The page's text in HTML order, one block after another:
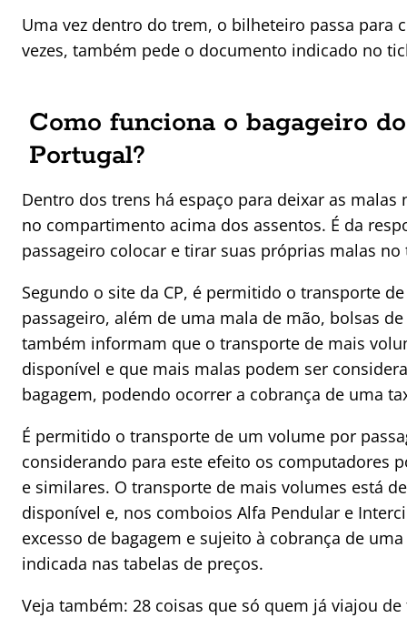
Uma vez dentro do trem, o bilheteiro passa para
vezes, também pede o documento indicado no
Como funciona o bagageiro
Portugal?
Dentro dos trens há espaço para deixar as malas
no compartimento acima dos assentos. É da
passageiro colocar e tirar suas próprias malas no
Segundo o site da CP, é permitido o transporte
passageiro, além de uma mala de mão, bolsas
também informam que o transporte de mais
disponível e que mais malas podem ser
bagagem, podendo ocorrer a cobrança de uma
É permitido o transporte de um volume por
considerando para este efeito os computadores
e similares. O transporte de mais volumes está
disponível e, nos comboios Alfa Pendular e
excesso de bagagem e sujeito à cobrança de
indicada nas tabelas de preços.
Veja também: 28 coisas que só quem já viajou